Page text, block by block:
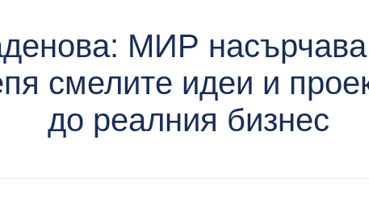
МИР насърчава
смелите идеи и
до реалния бизнес